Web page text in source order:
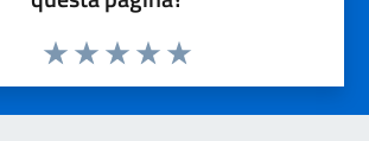
Valuta 5 stelle su 5
Valuta 4 stelle su 5
Valuta 3 stelle su 5
Valuta 2 stelle su 5
Valuta 1 stelle su 5